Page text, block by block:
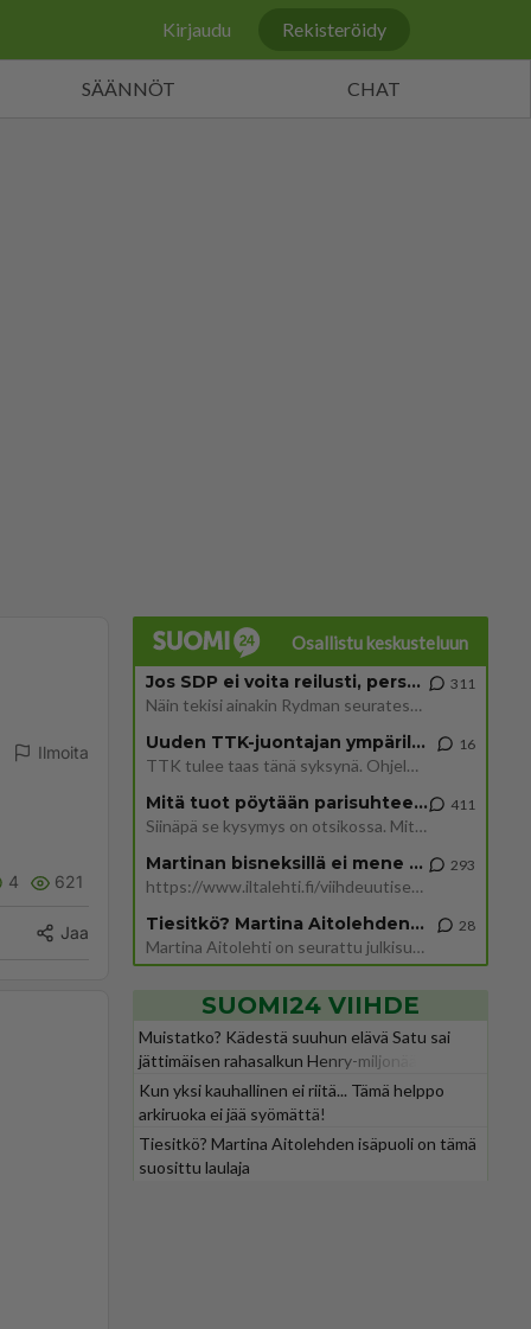
Kirjaudu Rekisteröidy
SÄÄNNÖT CHAT
Ilmoita
4 621
Jaa
Osallistu keskusteluun
Jos SDP ei voita reilusti, persut kumoavat demokratian Suomesta
Näin tekisi ainakin Rydman seuratessaan idolinsa Trumpin mallia https://www.is.fi/politiikka/art-2000012187244.html
311
Uuden TTK-juontajan ympärillä epätietoisuus sakenee - Nyt MTV hämmentää soppaa
TTK tulee taas tänä syksynä. Ohjelman uudet tähtioppilaat julkistetaan torstaina 6. elokuuta klo 14 alkavassa lehdistö
16
Mitä tuot pöytään parisuhteessa?
Siinäpä se kysymys on otsikossa. Mitäpä siis tuot/toisit pöytään parisuhteessa? Oletko mies vai nainen? Koetko sen mitä
411
Martinan bisneksillä ei mene hyvin
https://www.iltalehti.fi/viihdeuutiset/a/c46da6ab-340f-4790-aaa7-0865eed2336 Yrityksen konkurssihakemus on tullut kärä
293
Tiesitkö? Martina Aitolehden isäpuoli on tämä suosittu laulaja
Martina Aitolehti on seurattu julkisuuden henkilö. Lähipiiriin mahtuu muitakin tunnettuja henkilöitä. Tiesitkö, että Ma
28
SUOMI24 VIIHDE
Muistatko? Kädestä suuhun elävä Satu sai
jättimäisen rahasalkun Henry-miljonääriltä
Kun yksi kauhallinen ei riitä... Tämä helppo
arkiruoka ei jää syömättä!
Tiesitkö? Martina Aitolehden isäpuoli on tämä
suosittu laulaja